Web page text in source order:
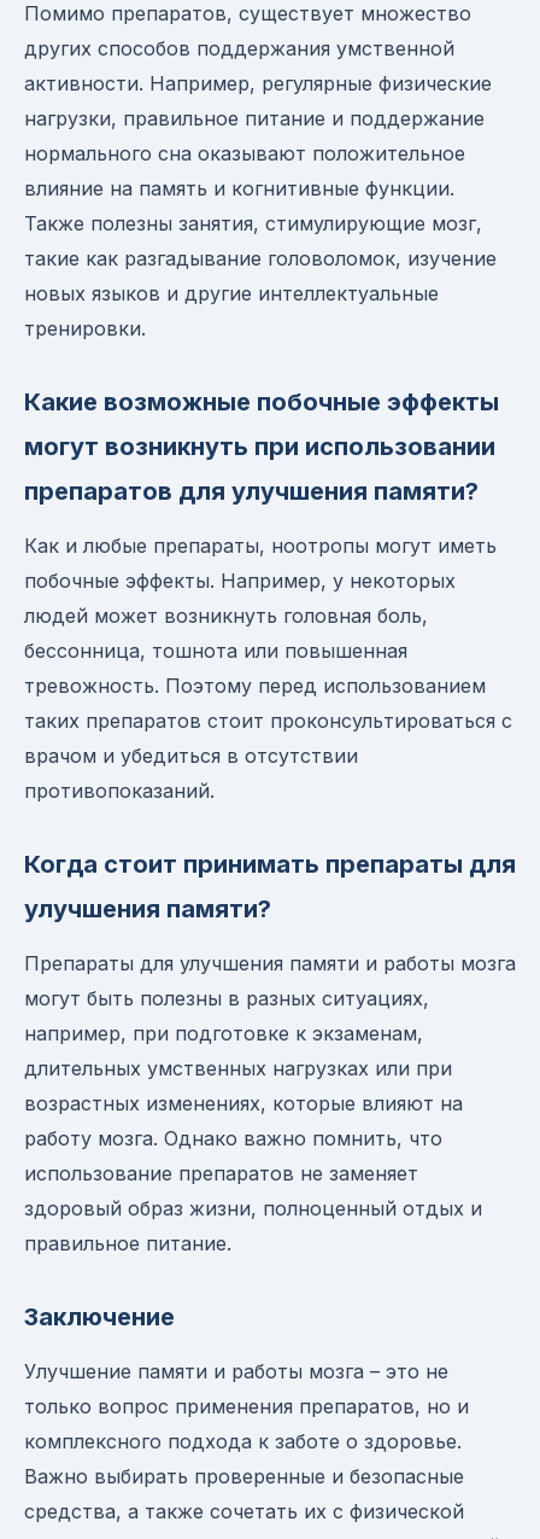
Помимо препаратов, существует множество
других способов поддержания умственной
активности. Например, регулярные физические
нагрузки, правильное питание и поддержание
нормального сна оказывают положительное
влияние на память и когнитивные функции.
Также полезны занятия, стимулирующие мозг,
такие как разгадывание головоломок, изучение
новых языков и другие интеллектуальные
тренировки.
Какие возможные побочные эффекты
могут возникнуть при использовании
препаратов для улучшения памяти?
Как и любые препараты, ноотропы могут иметь
побочные эффекты. Например, у некоторых
людей может возникнуть головная боль,
бессонница, тошнота или повышенная
тревожность. Поэтому перед использованием
таких препаратов стоит проконсультироваться с
врачом и убедиться в отсутствии
противопоказаний.
Когда стоит принимать препараты для
улучшения памяти?
Препараты для улучшения памяти и работы мозга
могут быть полезны в разных ситуациях,
например, при подготовке к экзаменам,
длительных умственных нагрузках или при
возрастных изменениях, которые влияют на
работу мозга. Однако важно помнить, что
использование препаратов не заменяет
здоровый образ жизни, полноценный отдых и
правильное питание.
Заключение
Улучшение памяти и работы мозга – это не
только вопрос применения препаратов, но и
комплексного подхода к заботе о здоровье.
Важно выбирать проверенные и безопасные
средства, а также сочетать их с физической